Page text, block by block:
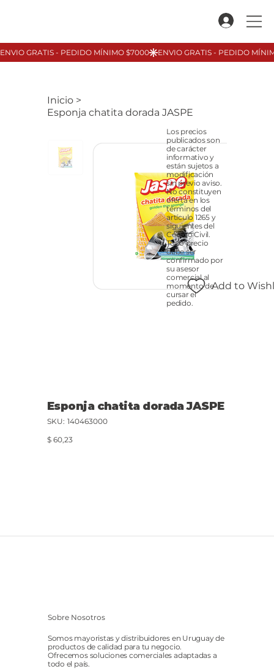
Inicio >
Esponja chatita dorada JASPE
Esponja chatita dorada JASPE
SKU: SKU
140463000
Precio
$ 60,23
Add to
Los precios
publicados son
de carácter
informativo y
están sujetos a
modificación
sin previo aviso.
No constituyen
oferta en los
términos del
artículo 1265 y
siguientes del
Código Civil.
Todo precio
debe ser
confirmado por
su asesor
comercial al
momento de
cursar el
pedido.
Sobre Nosotros
Somos mayoristas y distribuidores en Uruguay de
productos de calidad para tu negocio.
Ofrecemos soluciones comerciales adaptadas a
todo el país.